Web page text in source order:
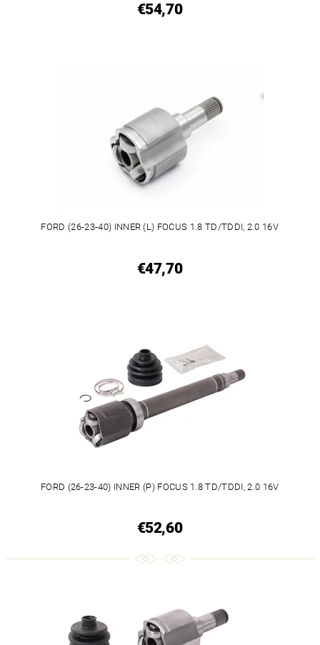
€54,70
FORD (26-23-40) INNER (L) FOCUS 1.8 TD/TDDI, 2.0 16V
€47,70
FORD (26-23-40) INNER (P) FOCUS 1.8 TD/TDDI, 2.0 16V
€52,60